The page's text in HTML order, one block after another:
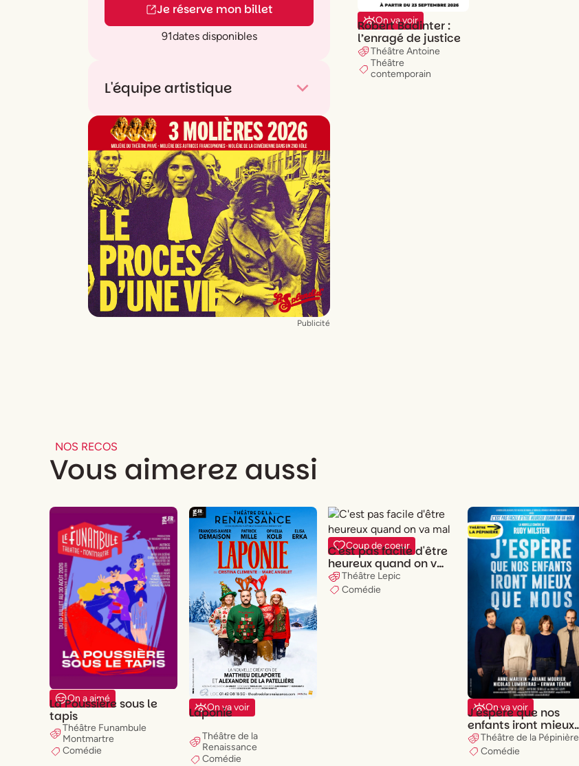
Je réserve mon billet
91dates disponibles
L'équipe artistique
DistributionClaudia Tagbo,Florent Peyre,
Arié Elmaleh ,Elise Diamant
Mise en scèneFabrice Donnio,Sacha
Judaszko
CostumesJean-Daniel Vuillermoz
LumièresDenis Koransky
Assistante à la mise en scèneLaura
Mottet
Décor Jean Haas
Publicité
On va voir
Robert Badinter :
l’enragé de justice
Théâtre Antoine
Théâtre
contemporain
NOS RECOS
Vous aimerez aussi
On a aimé
La Poussière sous le
tapis
Théâtre Funambule
Montmartre
Comédie
On va voir
Laponie
Théâtre de la
Renaissance
Comédie
Coup de coeur
C'est pas facile d'être
heureux quand on va
malThéâtre Lepic
Comédie
On va voir
J'espère que nos
enfants iront mieux
que nous
Théâtre de la Pépinière
Comédie